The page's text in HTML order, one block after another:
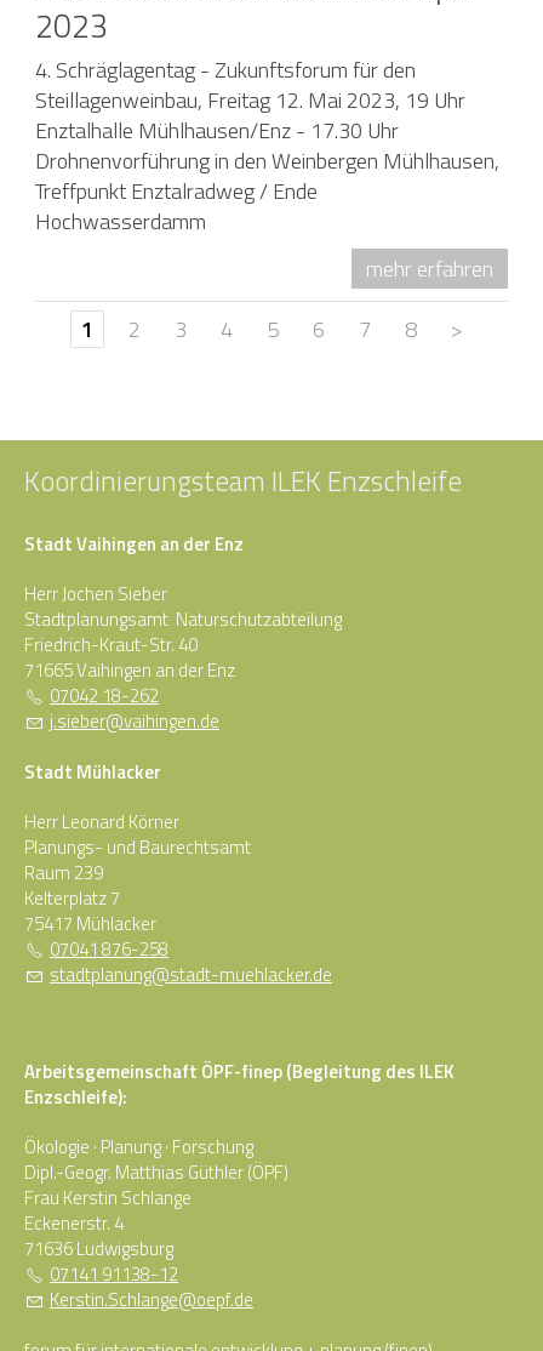
2023
4. Schräglagentag - Zukunftsforum für den
Steillagenweinbau, Freitag 12. Mai 2023, 19 Uhr
Enztalhalle Mühlhausen/Enz - 17.30 Uhr
Drohnenvorführung in den Weinbergen Mühlhausen,
Treffpunkt Enztalradweg / Ende
Hochwasserdamm
mehr erfahren
1
2 3 4 5 6 7 8 >
Koordinierungsteam ILEK Enzschleife
Stadt Vaihingen an der Enz
Herr Jochen Sieber
Stadtplanungsamt Naturschutzabteilung
Friedrich-Kraut-Str. 40
71665 Vaihingen an der Enz
07042 18-262
j s b r v h ng n d
Stadt Mühlacker
Herr Leonard Körner
Planungs- und Baurechtsamt
Raum 239
Kelterplatz 7
75417 Mühlacker
07041 876-258
st dtpl n ng st dt-m hl ck rd
Arbeitsgemeinschaft ÖPF-finep (Begleitung des ILEK
Enzschleife):
Ökologie · Planung · Forschung
Dipl.-Geogr. Matthias Güthler (ÖPF)
Frau Kerstin Schlange
Eckenerstr. 4
71636 Ludwigsburg
07141 91138-12
K rstn Schl ng pfd